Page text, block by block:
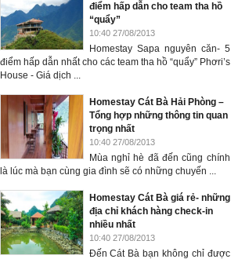
điểm hấp dẫn cho team tha hồ
“quẩy”
10:40 27/08/2013
Homestay Sapa nguyên căn- 5
điểm hấp dẫn nhất cho các team tha hồ “quẩy” Phơri’s
House - Giá dịch ...
Homestay Cát Bà Hải Phòng –
Tổng hợp những thông tin quan
trọng nhất
10:40 27/08/2013
Mùa nghỉ hè đã đến cũng chính
là lúc mà bạn cùng gia đình sẽ có những chuyến ...
Homestay Cát Bà giá rẻ- những
địa chỉ khách hàng check-in
nhiều nhất
10:40 27/08/2013
Đến Cát Bà bạn không chỉ được